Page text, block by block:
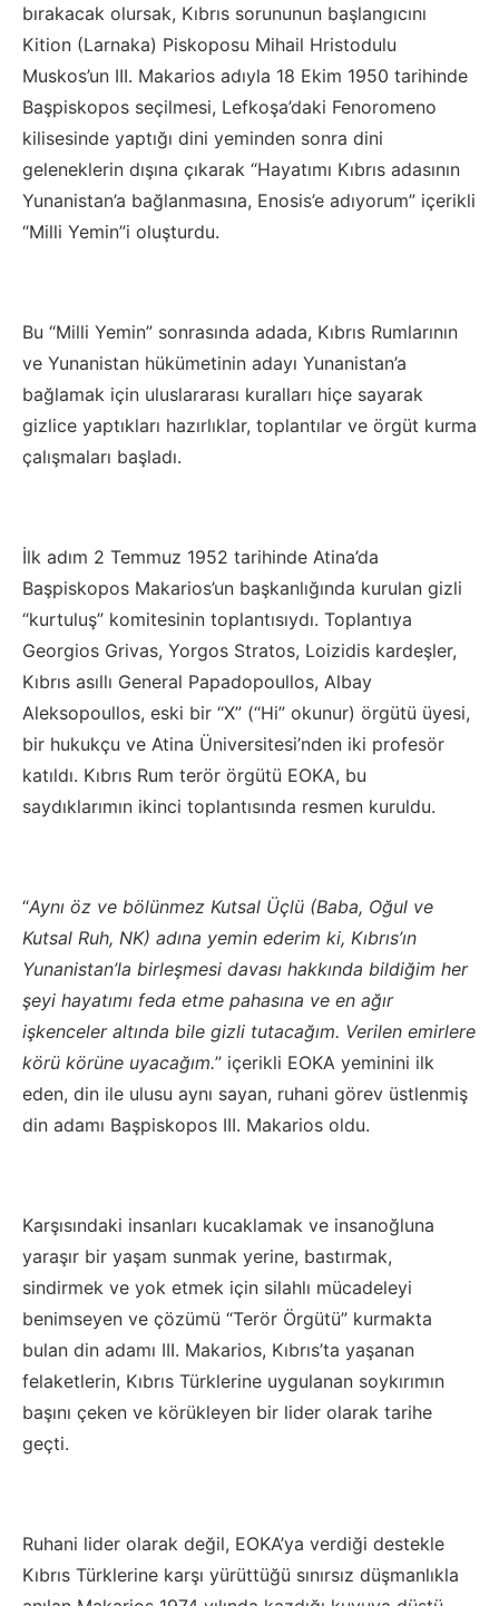
bırakacak olursak, Kıbrıs sorununun başlangıcını
Kition (Larnaka) Piskoposu Mihail Hristodulu
Muskos’un III. Makarios adıyla 18 Ekim 1950 tarihinde
Başpiskopos seçilmesi, Lefkoşa’daki Fenoromeno
kilisesinde yaptığı dini yeminden sonra dini
geleneklerin dışına çıkarak “Hayatımı Kıbrıs adasının
Yunanistan’a bağlanmasına, Enosis’e adıyorum” içerikli
“Milli Yemin”i oluşturdu.
Bu “Milli Yemin” sonrasında adada, Kıbrıs Rumlarının
ve Yunanistan hükümetinin adayı Yunanistan’a
bağlamak için uluslararası kuralları hiçe sayarak
gizlice yaptıkları hazırlıklar, toplantılar ve örgüt kurma
çalışmaları başladı.
İlk adım 2 Temmuz 1952 tarihinde Atina’da
Başpiskopos Makarios’un başkanlığında kurulan gizli
“kurtuluş” komitesinin toplantısıydı. Toplantıya
Georgios Grivas, Yorgos Stratos, Loizidis kardeşler,
Kıbrıs asıllı General Papadopoullos, Albay
Aleksopoullos, eski bir “X” (“Hi” okunur) örgütü üyesi,
bir hukukçu ve Atina Üniversitesi’nden iki profesör
katıldı. Kıbrıs Rum terör örgütü EOKA, bu
saydıklarımın ikinci toplantısında resmen kuruldu.
“Aynı öz ve bölünmez Kutsal Üçlü (Baba, Oğul ve
Kutsal Ruh, NK) adına yemin ederim ki, Kıbrıs’ın
Yunanistan’la birleşmesi davası hakkında bildiğim her
şeyi hayatımı feda etme pahasına ve en ağır
işkenceler altında bile gizli tutacağım. Verilen emirlere
körü körüne uyacağım.” içerikli EOKA yeminini ilk
eden, din ile ulusu aynı sayan, ruhani görev üstlenmiş
din adamı Başpiskopos III. Makarios oldu.
Karşısındaki insanları kucaklamak ve insanoğluna
yaraşır bir yaşam sunmak yerine, bastırmak,
sindirmek ve yok etmek için silahlı mücadeleyi
benimseyen ve çözümü “Terör Örgütü” kurmakta
bulan din adamı III. Makarios, Kıbrıs’ta yaşanan
felaketlerin, Kıbrıs Türklerine uygulanan soykırımın
başını çeken ve körükleyen bir lider olarak tarihe
geçti.
Ruhani lider olarak değil, EOKA’ya verdiği destekle
Kıbrıs Türklerine karşı yürüttüğü sınırsız düşmanlıkla